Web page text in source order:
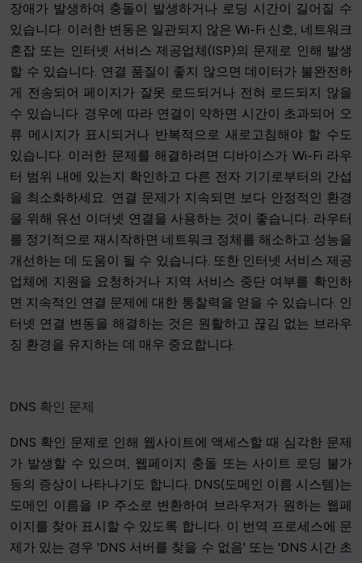
장애가 발생하여 충돌이 발생하거나 로딩 시간이 길어질 수
있습니다. 이러한 변동은 일관되지 않은 Wi-Fi 신호, 네트워크
혼잡 또는 인터넷 서비스 제공업체(ISP)의 문제로 인해 발생
할 수 있습니다. 연결 품질이 좋지 않으면 데이터가 불완전하
게 전송되어 페이지가 잘못 로드되거나 전혀 로드되지 않을
수 있습니다. 경우에 따라 연결이 약하면 시간이 초과되어 오
류 메시지가 표시되거나 반복적으로 새로고침해야 할 수도
있습니다. 이러한 문제를 해결하려면 디바이스가 Wi-Fi 라우
터 범위 내에 있는지 확인하고 다른 전자 기기로부터의 간섭
을 최소화하세요. 연결 문제가 지속되면 보다 안정적인 환경
을 위해 유선 이더넷 연결을 사용하는 것이 좋습니다. 라우터
를 정기적으로 재시작하면 네트워크 정체를 해소하고 성능을
개선하는 데 도움이 될 수 있습니다. 또한 인터넷 서비스 제공
업체에 지원을 요청하거나 지역 서비스 중단 여부를 확인하
면 지속적인 연결 문제에 대한 통찰력을 얻을 수 있습니다. 인
터넷 연결 변동을 해결하는 것은 원활하고 끊김 없는 브라우
징 환경을 유지하는 데 매우 중요합니다.
DNS 확인 문제
DNS 확인 문제로 인해 웹사이트에 액세스할 때 심각한 문제
가 발생할 수 있으며, 웹페이지 충돌 또는 사이트 로딩 불가
등의 증상이 나타나기도 합니다. DNS(도메인 이름 시스템)는
도메인 이름을 IP 주소로 변환하여 브라우저가 원하는 웹페
이지를 찾아 표시할 수 있도록 합니다. 이 번역 프로세스에 문
제가 있는 경우 'DNS 서버를 찾을 수 없음' 또는 'DNS 시간 초